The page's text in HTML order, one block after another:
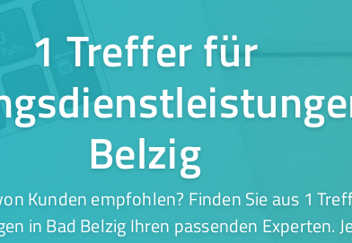
1 Treffer für
Belzig
Kunden empfohlen? Finden Sie aus 1
in Bad Belzig Ihren passenden Experten.